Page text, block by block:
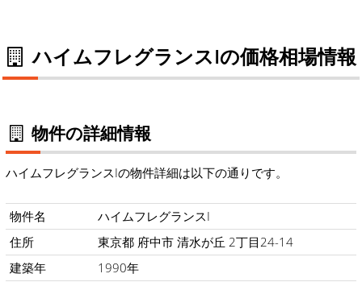
ハイムフレグランスIの価格相場情報
物件の詳細情報
ハイムフレグランスIの物件詳細は以下の通りです。
物件名
ハイムフレグランスI
住所
東京都 府中市 清水が丘 2丁目24-14
建築年
1990年